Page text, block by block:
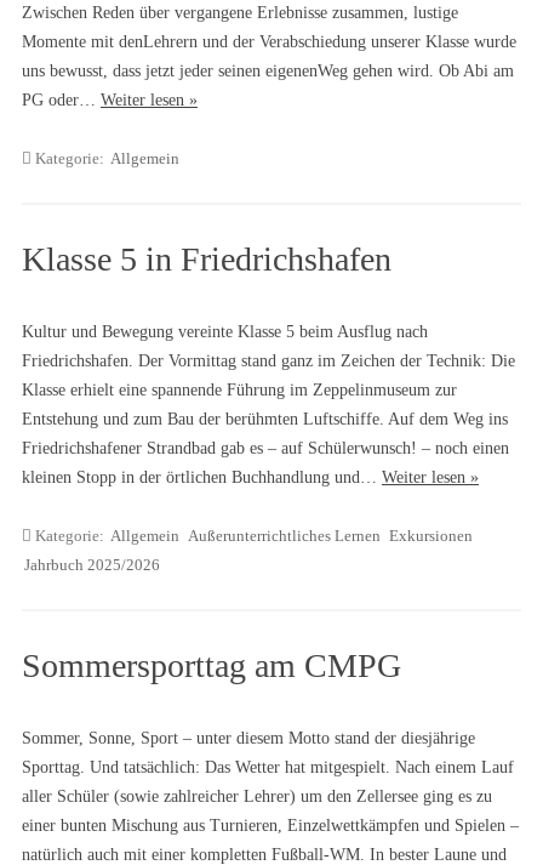
Zwischen Reden über vergangene Erlebnisse zusammen, lustige
Momente mit denLehrern und der Verabschiedung unserer Klasse wurde
uns bewusst, dass jetzt jeder seinen eigenenWeg gehen wird. Ob Abi am
PG oder… Weiter lesen »
Kategorie: Allgemein
Klasse 5 in Friedrichshafen
Kultur und Bewegung vereinte Klasse 5 beim Ausflug nach
Friedrichshafen. Der Vormittag stand ganz im Zeichen der Technik: Die
Klasse erhielt eine spannende Führung im Zeppelinmuseum zur
Entstehung und zum Bau der berühmten Luftschiffe. Auf dem Weg ins
Friedrichshafener Strandbad gab es – auf Schülerwunsch! – noch einen
kleinen Stopp in der örtlichen Buchhandlung und… Weiter lesen »
Kategorie: Allgemein Außerunterrichtliches Lernen Exkursionen
Jahrbuch 2025/2026
Sommersporttag am CMPG
Sommer, Sonne, Sport – unter diesem Motto stand der diesjährige
Sporttag. Und tatsächlich: Das Wetter hat mitgespielt. Nach einem Lauf
aller Schüler (sowie zahlreicher Lehrer) um den Zellersee ging es zu
einer bunten Mischung aus Turnieren, Einzelwettkämpfen und Spielen –
natürlich auch mit einer kompletten Fußball-WM. In bester Laune und